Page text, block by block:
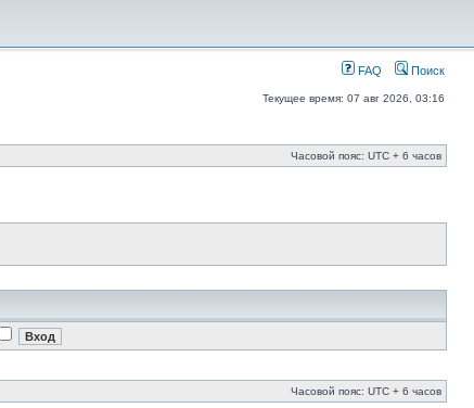
FAQ Поиск
Текущее время: 07 авг 2026, 03:16
Часовой пояс: UTC + 6 часов
Часовой пояс: UTC + 6 часов